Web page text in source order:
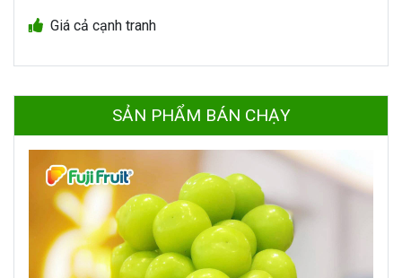
Giá cả cạnh tranh
SẢN PHẨM BÁN CHẠY